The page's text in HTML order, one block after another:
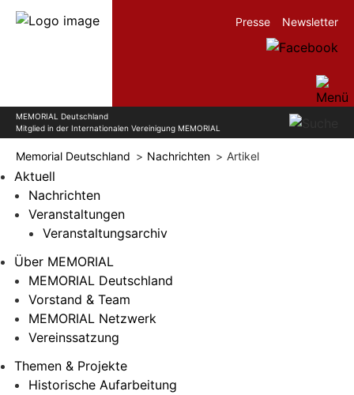
MEMORIAL Deutschland
Mitglied in der Internationalen Vereinigung MEMORIAL
Presse Newsletter
Memorial Deutschland Nachrichten Artikel
Aktuell
Nachrichten
Veranstaltungen
Veranstaltungsarchiv
Über MEMORIAL
MEMORIAL Deutschland
Vorstand & Team
MEMORIAL Netzwerk
Vereinssatzung
Themen & Projekte
Historische Aufarbeitung